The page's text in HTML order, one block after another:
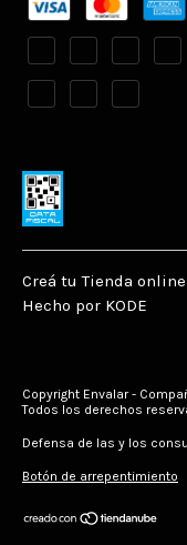
Creá tu Tienda
Hecho por KODE
Copyright Envalar -
Todos los derechos
Defensa de las y los
Botón de arrepentimiento